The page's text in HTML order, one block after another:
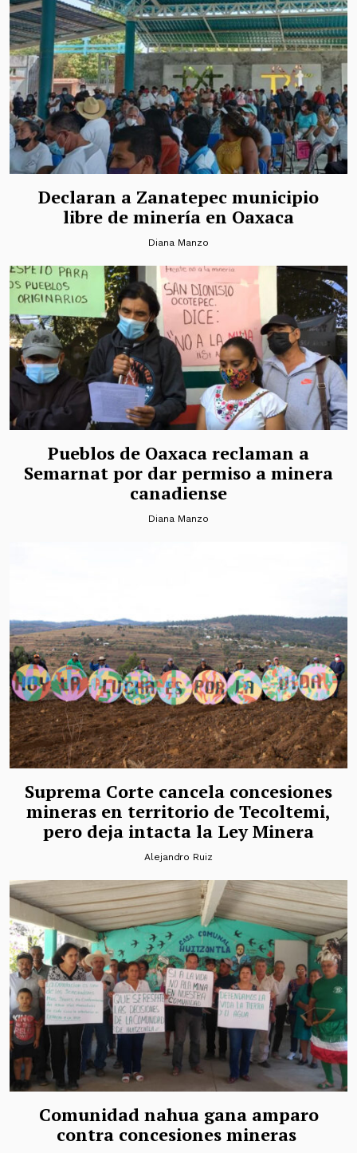
Declaran a Zanatepec municipio
libre de minería en Oaxaca
Diana Manzo
Pueblos de Oaxaca reclaman a
Semarnat por dar permiso a minera
canadiense
Diana Manzo
Suprema Corte cancela concesiones
mineras en territorio de Tecoltemi,
pero deja intacta la Ley Minera
Alejandro Ruiz
Comunidad nahua gana amparo
contra concesiones mineras